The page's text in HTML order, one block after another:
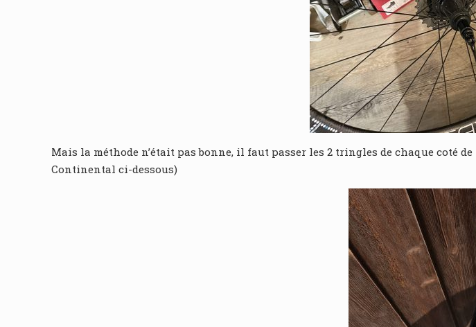
Mais la méthode n’était pas bonne, il faut passer les 2 tringles de chaque coté
Continental ci-dessous)